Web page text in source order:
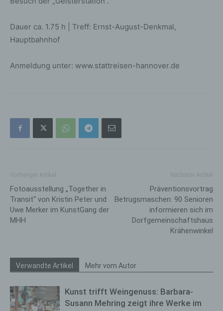
Dauer ca. 1.75 h | Treff: Ernst-August-Denkmal,
Hauptbahnhof
Anmeldung unter: www.stattreisen-hannover.de
Fotoausstellung „Together in
Transit“ von Kristin Peter und
Uwe Merker im KunstGang der
MHH
Präventionsvortrag
Betrugsmaschen: 90 Senioren
informieren sich im
Dorfgemeinschaftshaus
Krähenwinkel
Verwandte Artikel Mehr vom Autor
Kunst trifft Weingenuss: Barbara-
Susann Mehring zeigt ihre Werke im
Verordnungsgeber oder einen anderen Gesetzgeber in
Verarbeitung Verantwortliche unterliegt, vorgesehen
wurde.
Europäischen Richtlinien- und Verordnungsgeber oder
oder gelöscht.
Richtlinien- und Verordnungsgeber eingeräumte
Recht, von dem für die Verarbeitung Verantwortlichen
eine Bestätigung darüber zu verlangen, ob sie
betreffende personenbezogene Daten verarbeitet
werden. Möchte eine betroffene Person dieses
Verarbeitung Verantwortlichen wenden.
Jede von der Verarbeitung personenbezogener